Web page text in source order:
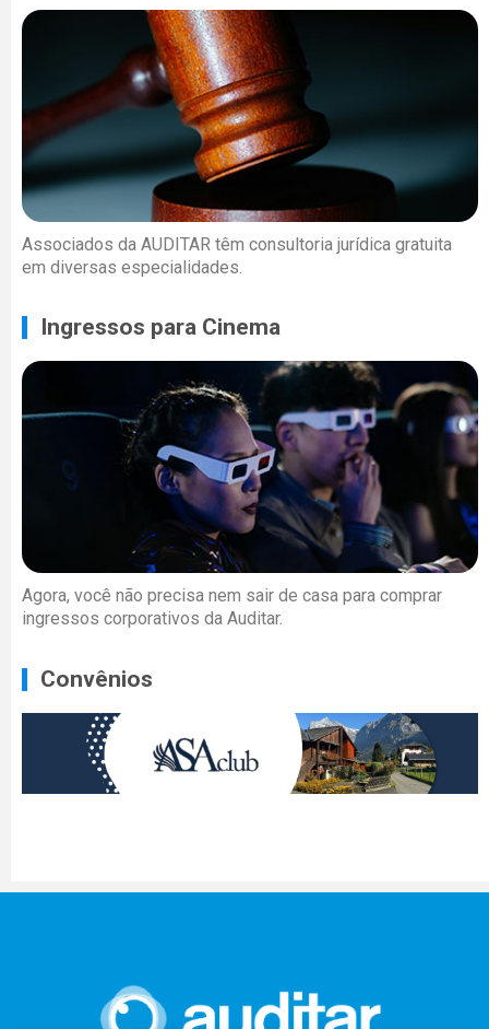
Associados da AUDITAR têm consultoria jurídica gratuita
em diversas especialidades.
Ingressos para Cinema
Agora, você não precisa nem sair de casa para comprar
ingressos corporativos da Auditar.
Convênios